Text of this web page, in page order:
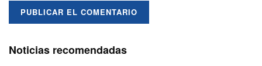
Noticias recomendadas